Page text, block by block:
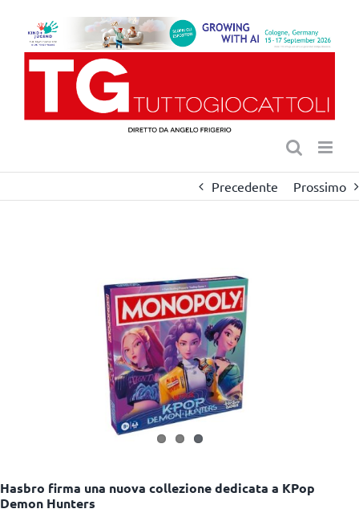
contenuto
Precedente Prossimo
Hasbro firma una nuova collezione dedicata a KPop
Demon Hunters